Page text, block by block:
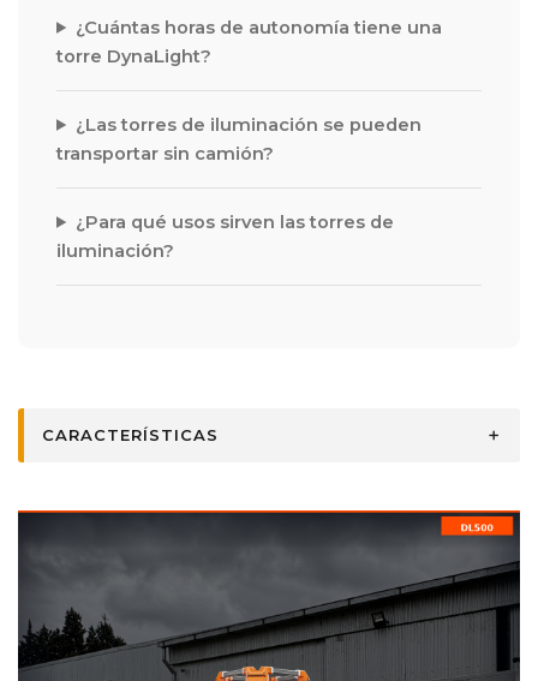
¿Cuántas horas de autonomía tiene una
torre DynaLight?
¿Las torres de iluminación se pueden
transportar sin camión?
¿Para qué usos sirven las torres de
iluminación?
CARACTERÍSTICAS